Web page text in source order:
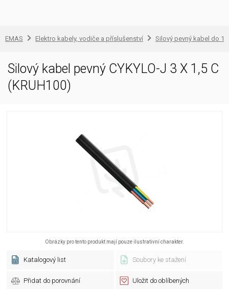
EMAS Elektro kabely, vodiče a příslušenství Silový pevný kabel do 1
Silový kabel pevný CYKYLO-J 3 X 1,5 C
(KRUH100)
Obrázky pro tento produkt mají pouze ilustrativní charakter.
Katalogový list Soubory ke stažení
Přidat do porovnání Uložit do oblíbených